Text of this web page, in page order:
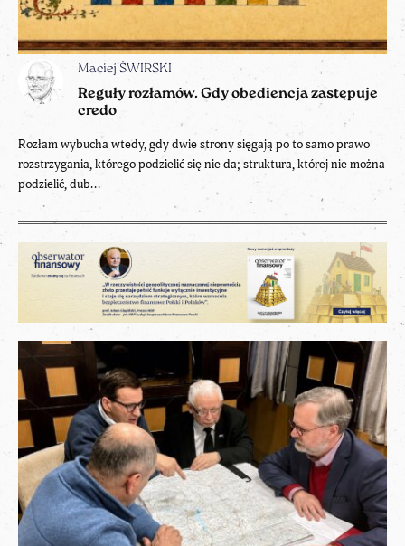
Maciej ŚWIRSKI
Reguły rozłamów. Gdy obediencja zastępuje
credo
Rozłam wybucha wtedy, gdy dwie strony sięgają po to samo prawo
rozstrzygania, którego podzielić się nie da; struktura, której nie można
podzielić, dub...